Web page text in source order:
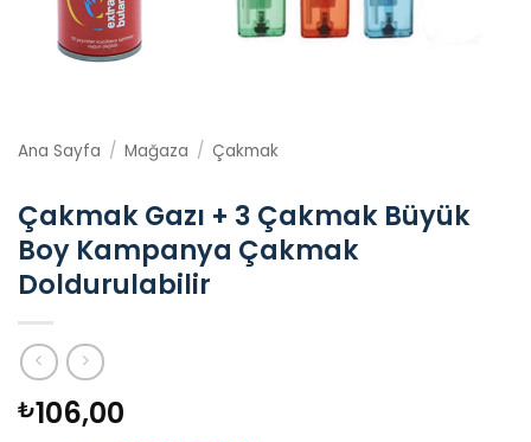
Ana Sayfa / Mağaza / Çakmak
Çakmak Gazı + 3 Çakmak Büyük
Boy Kampanya Çakmak
Doldurulabilir
₺106,00